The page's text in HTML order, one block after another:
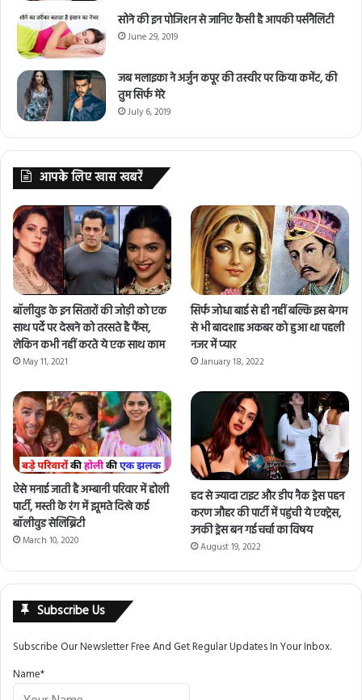
सोने की इन पोजिशन से जानिए कैसी है आपकी पर्सनैलिटी
June 29, 2019
जब मलाइका ने अर्जुन कपूर की तस्वीर पर किया कमेंट, की
तुम सिर्फ मेरे
July 6, 2019
आपके लिए खास खबरें
बॉलीवुड के इन सितारों की जोड़ी को एक
साथ पर्दे पर देखने को तरसते है फैंस,
लेकिन कभी नहीं करते ये एक साथ काम
May 11, 2021
सिर्फ जोधा बाई से ही नहीं बल्कि इस बेगम
से भी बादशाह अकबर को हुआ था पहली
नजर में प्यार
January 18, 2022
ऐसे मनाई जाती है अम्बानी परिवार में होली
पार्टी, मस्ती के रंग में झूमते दिखे कई
बॉलीवुड सेलिब्रिटी
March 10, 2020
हद से ज्यादा टाइट और डीप नैक ड्रेस पहन
करण जौहर की पार्टी में पहुंची ये एक्ट्रेस,
उनकी ड्रेस बन गई चर्चा का विषय
August 19, 2022
Subscribe Us
Subscribe Our Newsletter Free And Get Regular Updates In Your Inbox.
Name*